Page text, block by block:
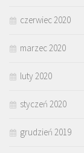
czerwiec 2020
marzec 2020
luty 2020
styczeń 2020
grudzień 2019